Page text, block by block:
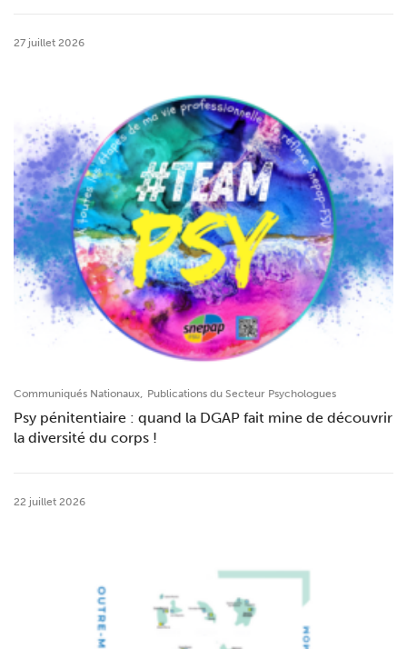
27 juillet 2026
Communiqués Nationaux, Publications du Secteur Psychologues
Psy pénitentiaire : quand la DGAP fait mine de découvrir
la diversité du corps !
22 juillet 2026